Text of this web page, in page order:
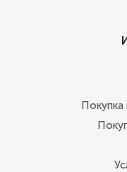
Покупка